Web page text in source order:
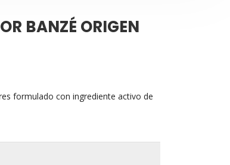
BANZÉ ORIGEN
formulado con ingrediente activo de